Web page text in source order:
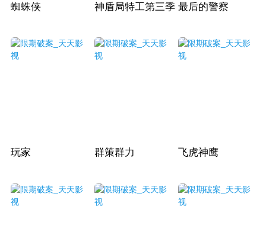
蜘蛛侠 神盾局特工第三季 最后的警察
玩家 群策群力 飞虎神鹰